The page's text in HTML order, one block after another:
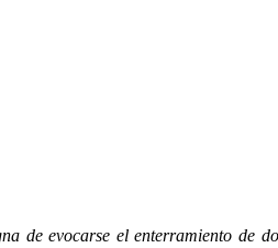
de evocarse el enterramiento de